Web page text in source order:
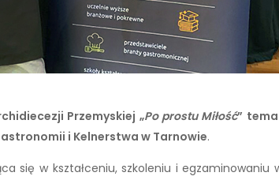
Przemyskiej „Po prostu Miłość”
i Kelnerstwa w Tarnowie.
się w kształceniu, szkoleniu i egzaminowaniu